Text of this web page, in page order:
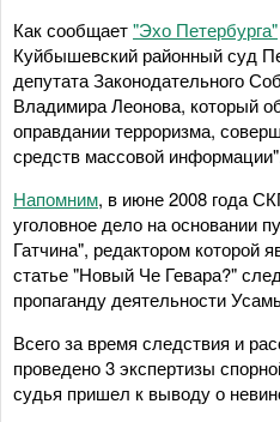
Как сообщает"Эхо Петербурга"
Куйбышевский районный суд
депутата Законодательного
Владимира Леонова, который
оправдании терроризма,
средств массовой
Напомним, в июне 2008 года
уголовное дело на основании
Гатчина", редактором которой
статье "Новый Че Гевара?"
пропаганду деятельности
Всего за время следствия и
проведено 3 экспертизы
судья пришел к выводу о